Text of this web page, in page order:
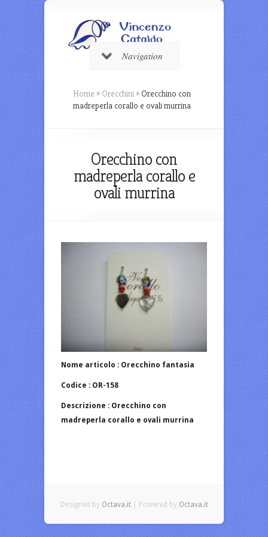
Navigation
Home » Orecchini » Orecchino con
madreperla corallo e ovali murrina
Orecchino con
madreperla corallo e
ovali murrina
Nome articolo : Orecchino fantasia
Codice : OR-158
Descrizione : Orecchino con
madreperla corallo e ovali murrina
Designed by Octava.it| Powered by Octava.it